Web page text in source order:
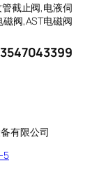
截止阀,电液伺
磁阀,AST电磁阀
有限公司
5